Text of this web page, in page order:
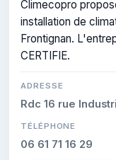
Climecopro
installation de
Frontignan.
CERTIFIE.
ADRESSE
Rdc 16 rue
TÉLÉPHONE
06 61 71 16 29